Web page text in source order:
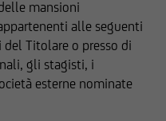
mansioni
alle seguenti
Titolare o presso di
gli stagisti, i
esterne nominate
di qualunque
Sito o delle società
assumere
in tali strumenti
rispetto ad essi;
fornire a tali